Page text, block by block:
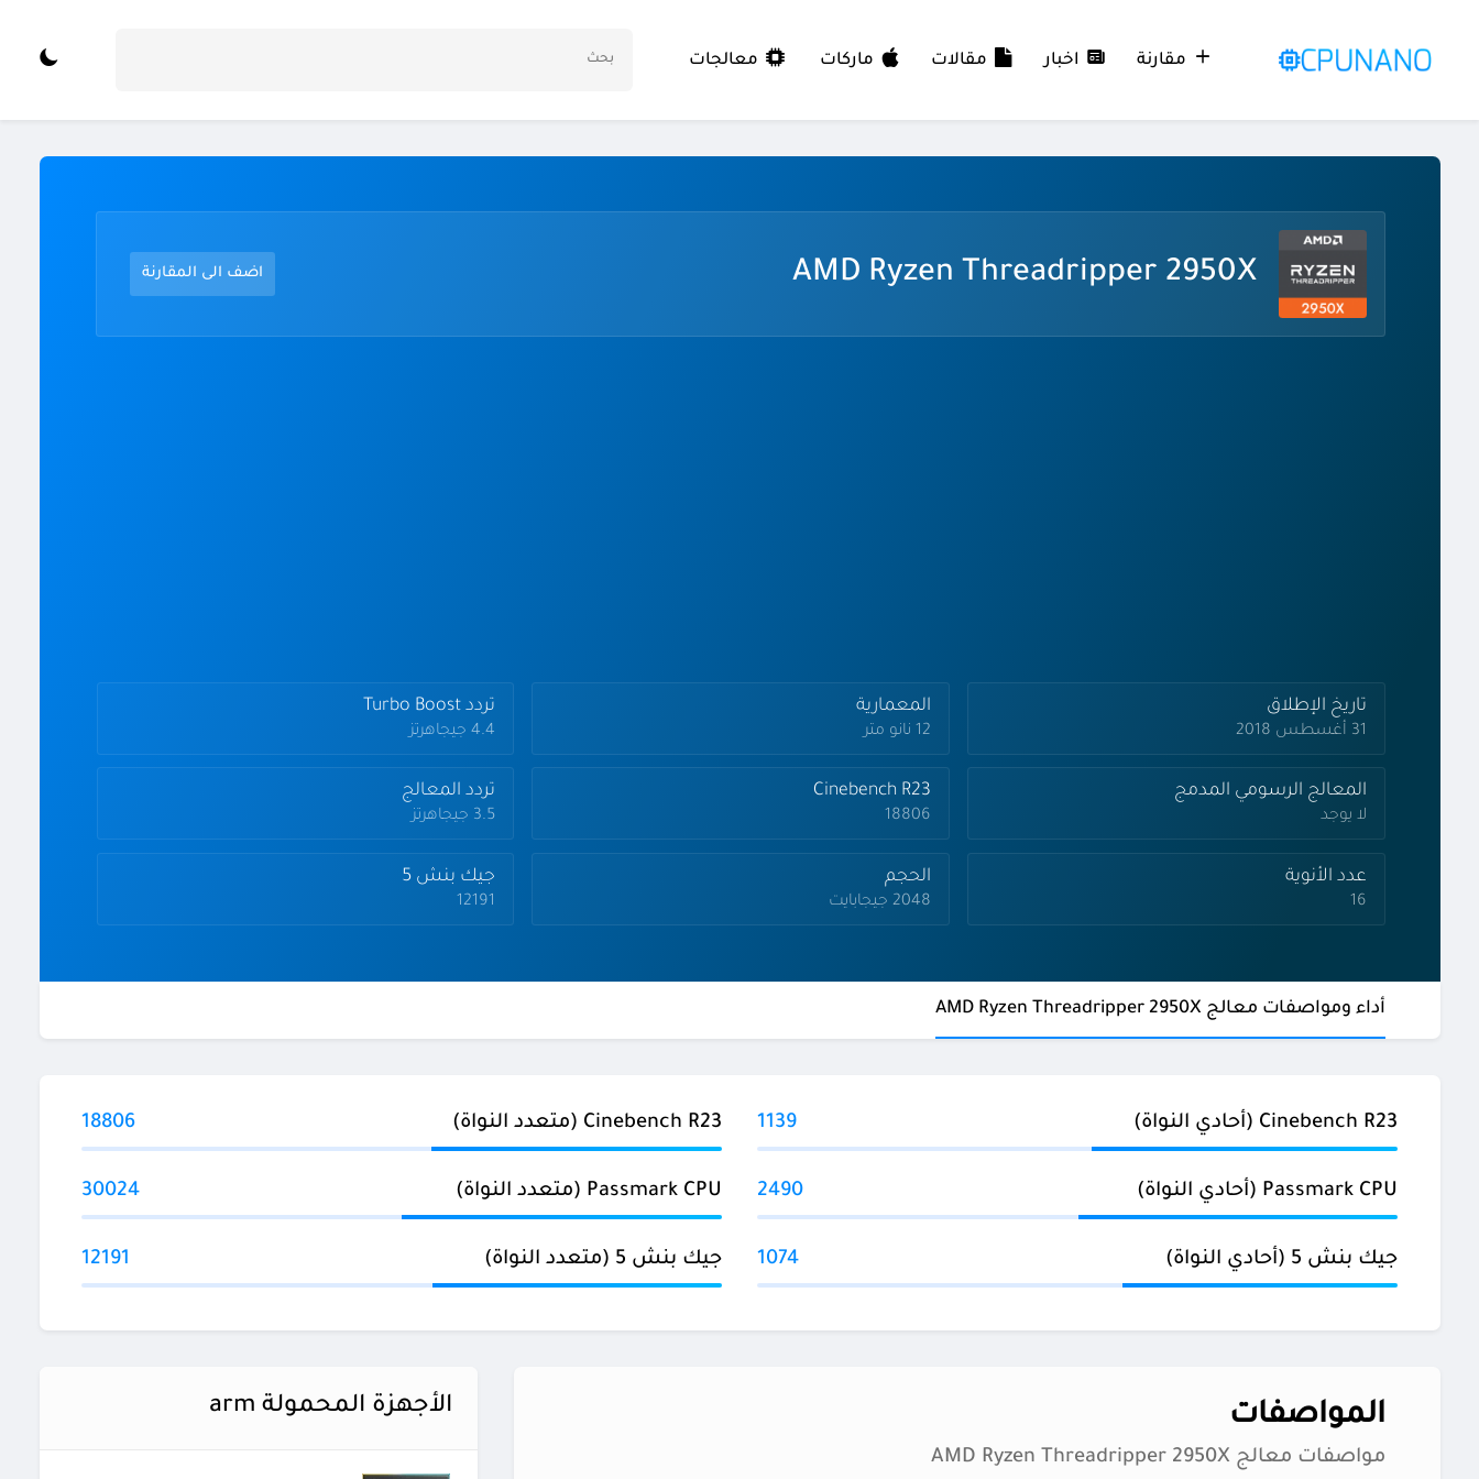
مقارنة اخبار مقالات ماركات
AMD Ryzen Threadripper 2950X اضف الى المقارنة
تاريخ الإطلاق
31 أغسطس 2018
المعمارية
12 نانو متر
تردد Turbo Boost
4.4 جيجاهرتز
المعالج الرسومي المدمج
لا يوجد
Cinebench R23
18806
تردد المعالج
3.5 جيجاهرتز
عدد الأنوية
16
الحجم
2048 جيجابايت
جيك بنش 5
12191
أداء ومواصفات معالج AMD Ryzen Threadripper 2950X
Cinebench R23 (أحادي النواة) 1139 Cinebench R23 (متعدد النواة) 18806
Passmark CPU (أحادي النواة) 2490 Passmark CPU (متعدد النواة) 30024
جيك بنش 5 (أحادي النواة) 1074 جيك بنش 5 (متعدد النواة) 12191
المواصفات
مواصفات معالج AMD Ryzen Threadripper 2950X
الأجهزة المحمولة arm